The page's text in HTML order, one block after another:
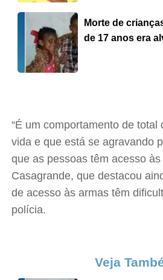
Morte de
de 17 anos era
“É um comportamento de total
vida e que está se agravando
que as pessoas têm acesso
Casagrande, que destacou
de acesso às armas têm
polícia.
Veja